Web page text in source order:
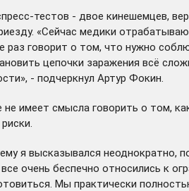
тестов - двое кинешемцев,
«Сейчас медики
говорит о том, что нужно
цепочки заражения всё
- подчеркнул Артур Фокин.
имеет смысла говорить о том,
я высказывался
очень беспечно относились к
Мы практически